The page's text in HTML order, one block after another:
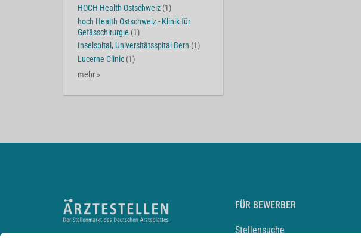
HOCH Health Ostschweiz (1)
hoch Health Ostschweiz - Klinik für
Gefässchirurgie (1)
Inselspital, Universitätsspital Bern (1)
Lucerne Clinic (1)
mehr »
FÜR BEWERBER
Stellensuche